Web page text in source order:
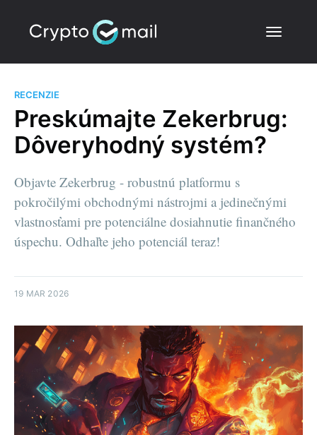
RECENZIE
Preskúmajte Zekerbrug:
Dôveryhodný systém?
Objavte Zekerbrug - robustnú platformu s
pokročilými obchodnými nástrojmi a jedinečnými
vlastnosťami pre potenciálne dosiahnutie finančného
úspechu. Odhaľte jeho potenciál teraz!
19 MAR 2026